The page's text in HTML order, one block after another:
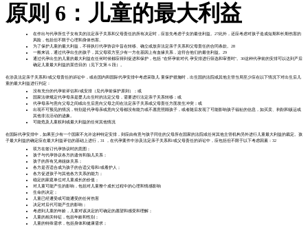
原则 6：儿童的最大利益
在作出与代孕所生子女有关的法定亲子关系和父母责任的所有决定时，应首先考虑子女的最佳利益。27此外，还应考虑对孩子造成短期和长期伤害的
风险，包括但不限于心理和身体伤害。
为了保护儿童的最大利益，不得执行代孕协议中旨在转移、确立或放弃法定亲子关系和父母责任的合同条款。28
一般来说，通过代孕出生的孩子，其父母双方至少有一方在基因上有血缘关系，这符合他们的最佳利益。29
通过代孕出生的儿童的最大利益在任何时候都应得到促进和保护，包括 "在怀孕前对代 孕安排进行筛选和审查时"。30这种代孕前的安排可以达到产后
确定儿童最大利益的某些目的（见下文第 6 段）。
在涉及法定亲子关系和/或父母责任的诉讼中，或在国内和国际代孕安排中考虑采取儿 童保护措施时，出生国的法院或其他主管当局至少应在以下情况下对出生后儿
童的最大利益进行判定：
没有充分的代孕前评估和/或安排（见代孕前保护原则）；或
国家法律规定代孕母亲是婴儿出生时的法定父母，需要进行法定亲子关系转移；或
代孕母亲与意向父母之间或出生后意向父母之间在法定亲子关系或父母责任方面发生冲突；或
出现不可预见的情况，特别是代孕母亲或意向父母都没有能力或不愿意照顾孩子，或者随后发现了可能影响孩子福祉的信息，如买卖、剥削和贩运或
其他非法活动的迹象。
可能危及儿童权利或最大利益的任何其他情况
在国际代孕安排中，如果至少有一个国家不允许这种特定安排，则应由有意与孩子同住的父母所在国家的法院或任何其他主管机构另外进行儿童最大利益的裁定。孩
子最大利益的确定应在最大利益评估的基础上进行，31 ，在代孕案件中涉及法定亲子关系和/或父母责任的诉讼中，应包括但不限于以下考虑因素：32
双方在签订代孕协议时的意图；
孩子与代孕协议各方的遗传和胎儿关系；
孩子的所有兄弟姐妹关系；
各方是否适合成为孩子的合适父母和/或看护人；
各方促进孩子与其他各方关系的能力；
稳定的家庭单位对儿童成长的价值；
对儿童可能产生的影响，包括对儿童整个成长过程中的心理和情感影响
生命的决定；
儿童已经遭受或可能遭受的任何伤害
决定对后代可能产生的影响；
考虑到儿童的年龄，儿童对该决定的可确定的愿望和感受和理解；
儿童的相关特征，包括年龄和性别；
儿童的特殊需求，包括身体和健康需求；